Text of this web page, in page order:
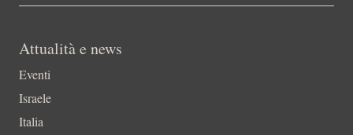
Attualità e news
Eventi
Israele
Italia